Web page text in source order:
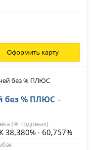
Оформить карту
без % ПЛЮС -
(% годовых)
38,380% - 60,757%